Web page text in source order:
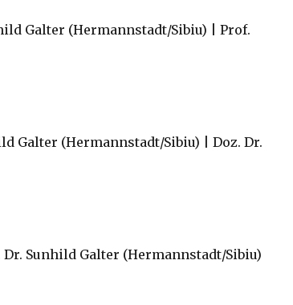
Galter (Hermannstadt/Sibiu) | Prof.
Galter (Hermannstadt/Sibiu) | Doz. Dr.
Dr. Sunhild Galter (Hermannstadt/Sibiu)